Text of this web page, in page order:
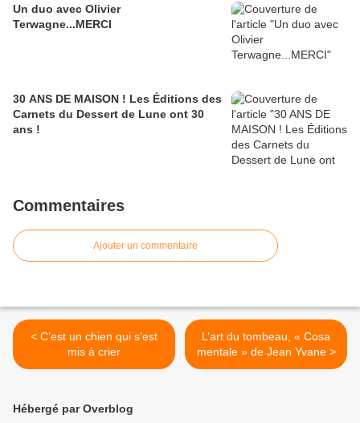
Un duo avec Olivier
Terwagne...MERCI
30 ANS DE MAISON ! Les Éditions des
Carnets du Dessert de Lune ont 30
ans !
Commentaires
Ajouter un commentaire
< C’est un chien qui s’est
mis à crier
L’art du tombeau, « Cosa
mentale » de Jean Yvane >
Hébergé par Overblog